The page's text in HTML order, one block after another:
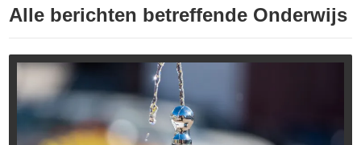
Alle berichten betreffende Onderwijs